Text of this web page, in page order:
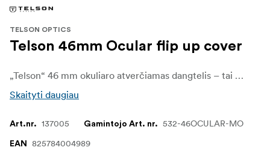
TELSON OPTICS
Telson 46mm Ocular flip up cover
„Telson“ 46 mm okuliaro atverčiamas dangtelis – tai metalinis okuliaro dangtelis, skirtas suderinamiems „Telson“ žiūronams su 46 mm skersmens okuliaru. Jis užtikrina patikimą galinio lęšio apsaugą nuo dulkių, nešvarumų ir drėgmės transportavimo metu bei naudojant lauke.
Skaityti daugiau
Art.nr. 137005 Gamintojo Art. nr. 532-46OCULAR-MO
EAN 825784004989